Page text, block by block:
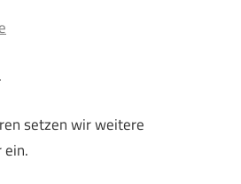
setzen wir weitere